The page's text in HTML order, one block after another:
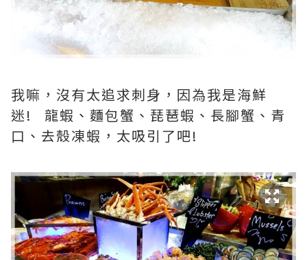
我嘛，沒有太追求刺身，因為我是海鮮
迷! 龍蝦、麵包蟹、琵琶蝦、長腳蟹、青
口、去殼凍蝦，太吸引了吧!